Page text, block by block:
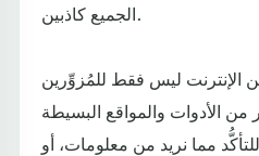
الجميع كاذبين.
الإنترنت ليس فقط للمُزوِّرين
من الأدوات والمواقع البسيطة
للتأكُّد مما نريد من معلومات، أو